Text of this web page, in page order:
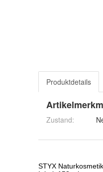
Produktdetails
Zustand: